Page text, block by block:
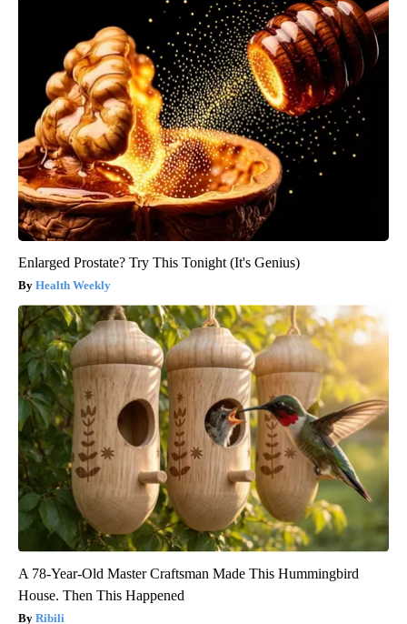
Enlarged Prostate? Try This Tonight (It's Genius)
Health Weekly
A 78-Year-Old Master Craftsman Made This Hummingbird
House. Then This Happened
Ribili